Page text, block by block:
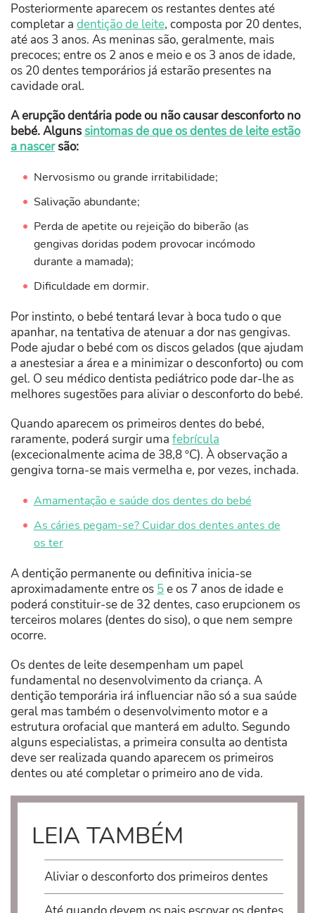
Posteriormente aparecem os restantes dentes até
completar a dentição de leite, composta por 20 dentes,
até aos 3 anos. As meninas são, geralmente, mais
precoces; entre os 2 anos e meio e os 3 anos de idade,
os 20 dentes temporários já estarão presentes na
cavidade oral.
A erupção dentária pode ou não causar desconforto no
bebé. Alguns sintomas de que os dentes de leite estão
a nascersão:
Nervosismo ou grande irritabilidade;
Salivação abundante;
Perda de apetite ou rejeição do biberão (as
gengivas doridas podem provocar incómodo
durante a mamada);
Dificuldade em dormir.
Por instinto, o bebé tentará levar à boca tudo o que
apanhar, na tentativa de atenuar a dor nas gengivas.
Pode ajudar o bebé com os discos gelados (que ajudam
a anestesiar a área e a minimizar o desconforto) ou com
gel. O seu médico dentista pediátrico pode dar-lhe as
melhores sugestões para aliviar o desconforto do bebé.
Quando aparecem os primeiros dentes do bebé,
raramente, poderá surgir uma febrícula
(excecionalmente acima de 38,8 ºC). À observação a
gengiva torna-se mais vermelha e, por vezes, inchada.
Amamentação e saúde dos dentes do bebé
As cáries pegam-se? Cuidar dos dentes antes de
os ter
A dentição permanente ou definitiva inicia-se
aproximadamente entre os 5e os 7 anos de idade e
poderá constituir-se de 32 dentes, caso erupcionem os
terceiros molares (dentes do siso), o que nem sempre
ocorre.
Os dentes de leite desempenham um papel
fundamental no desenvolvimento da criança. A
dentição temporária irá influenciar não só a sua saúde
geral mas também o desenvolvimento motor e a
estrutura orofacial que manterá em adulto. Segundo
alguns especialistas, a primeira consulta ao dentista
deve ser realizada quando aparecem os primeiros
dentes ou até completar o primeiro ano de vida.
LEIA TAMBÉM
Aliviar o desconforto dos primeiros dentes